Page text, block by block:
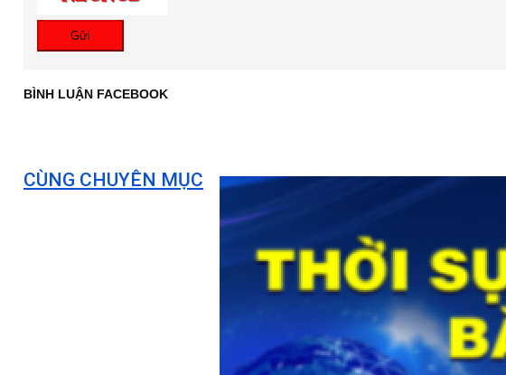
Gửi
BÌNH LUẬN FACEBOOK
CÙNG CHUYÊN MỤC